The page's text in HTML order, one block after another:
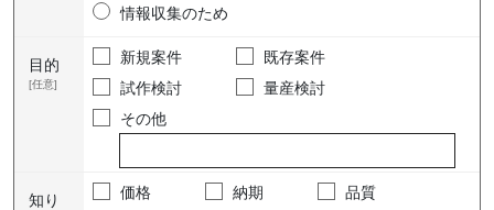
情報収集のため
目的
[任意]
新規案件
既存案件
試作検討
量産検討
その他
知り
価格 納期 品質